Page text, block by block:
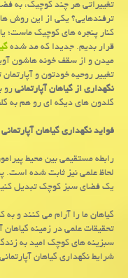
تغییراتی هر چند کوچیک، به
ترفندهایی؟ یکی از این روش ها
کنار پنجره های کوچیک ماست؛
قرار بدیم. جدیدا که مد شده
میدن و از سقف خونه هاشون
تغییر روحیه خودتون و آپارتمان
نگهداری از گیاهان آپارتمانیرو
گلدون های دیگه ای رو هم به
فواید نگهداری گیاهان آپارتمانی
رابطه مستقیمی بین محیط
لحاظ علمی نیز ثابت شده است.
یک فضای سبز کوچک تبدیل
گیاهان ما را آرام می کنند و
تحقیقات علمی در زمینه گیاهان
سبزینه های کوچک امید به
شرایط نگهداری گیاهان آپارتمانی